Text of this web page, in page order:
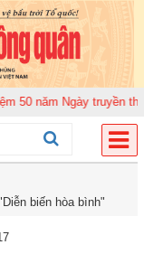
Ngày truyền thống
biến hòa bình"